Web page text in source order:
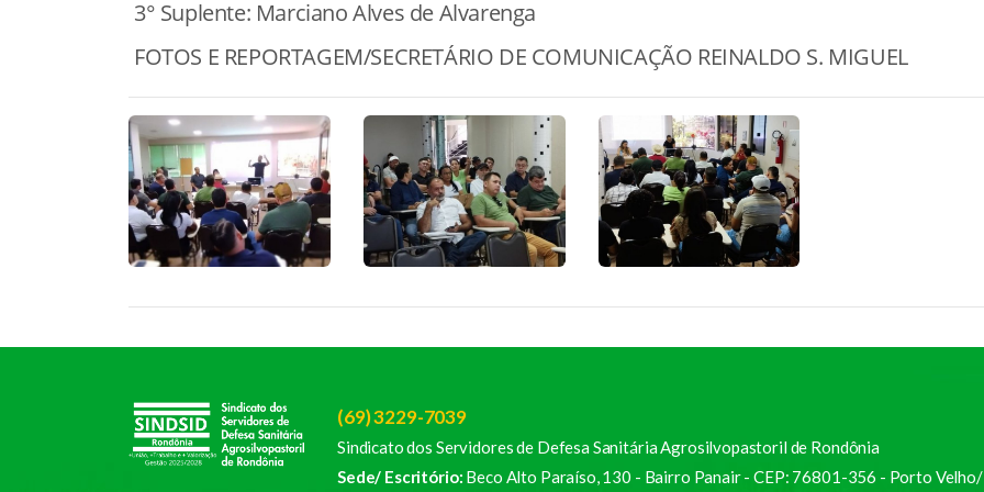
3° Suplente: Marciano Alves de Alvarenga
FOTOS E REPORTAGEM/SECRETÁRIO DE COMUNICAÇÃO REINALDO S. MIGUEL
(69) 3229-7039
Sindicato dos Servidores de Defesa Sanitária Agrosilvopastoril de Rondônia
Sede/ Escritório: Beco Alto Paraíso, 130 - Bairro Panair - CEP: 76801-356 - Porto